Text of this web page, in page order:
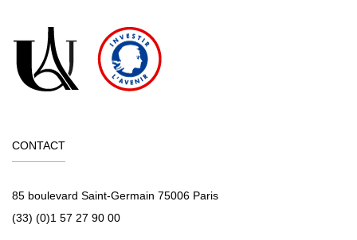
CONTACT
85 boulevard Saint-Germain 75006 Paris
(33) (0)1 57 27 90 00